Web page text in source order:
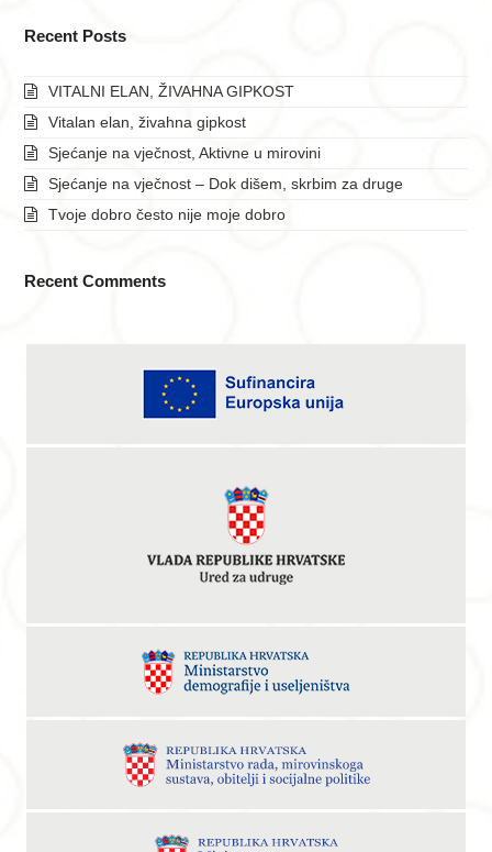
Recent Posts
VITALNI ELAN, ŽIVAHNA GIPKOST
Vitalan elan, živahna gipkost
Sjećanje na vječnost, Aktivne u mirovini
Sjećanje na vječnost – Dok dišem, skrbim za druge
Tvoje dobro često nije moje dobro
Recent Comments